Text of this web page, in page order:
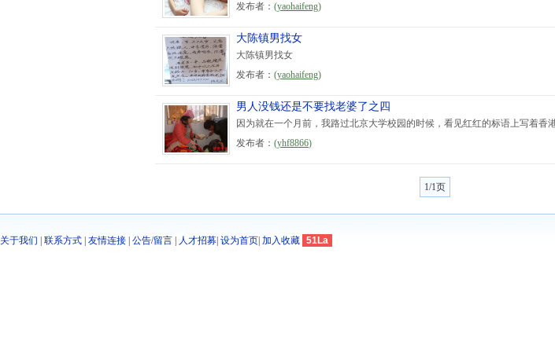
发布者： (yaohaifeng)
大陈镇男找女
大陈镇男找女
发布者： (yaohaifeng)
男人没钱还是不要找老婆了之四
因为就在一个月前，我路过北京大学校园的时候，看见红红的标语上写着香
发布者： (yhf8866)
1/1页
关于我们 联系方式 友情连接 公告/留言 人才招募 设为首页 加入收藏 51La